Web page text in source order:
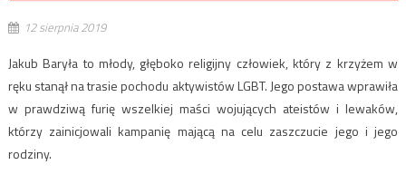
12 sierpnia 2019
Jakub Baryła to młody, głęboko religijny człowiek, który z krzyżem w
ręku stanął na trasie pochodu aktywistów LGBT. Jego postawa wprawiła
w prawdziwą furię wszelkiej maści wojujących ateistów i lewaków,
którzy zainicjowali kampanię mającą na celu zaszczucie jego i jego
rodziny.